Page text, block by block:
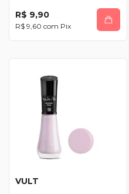
R$ 9,90
R$ 9,60 com Pix
VULT